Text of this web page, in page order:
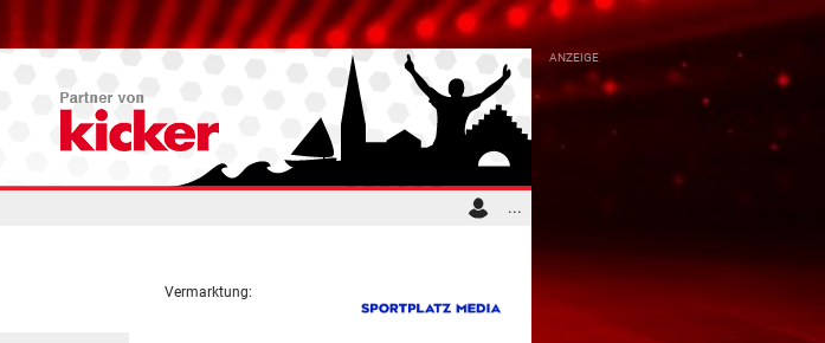
...
Vermarktung: